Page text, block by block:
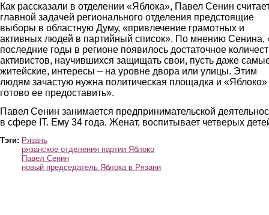
Как рассказали в отделении «Яблока», Павел Сенин
главной задачей регионального отделения предстоящие
выборы в областную Думу, «привлечение грамотных и
активных людей в партийный список». По мнению Сенина,
последние годы в регионе появилось достаточное
активистов, научившихся защищать свои, пусть даже
житейские, интересы – на уровне двора или улицы. Этим
людям зачастую нужна политическая площадка и «Яблоко»
готово ее предоставить».
Павел Сенин занимается предпринимательской
в сфере IT. Ему 34 года. Женат, воспитывает четверых
Тэги: Рязань
рязанское отделения партии Яблоко
Павел Сенин
новый председатель Яблока в Рязани